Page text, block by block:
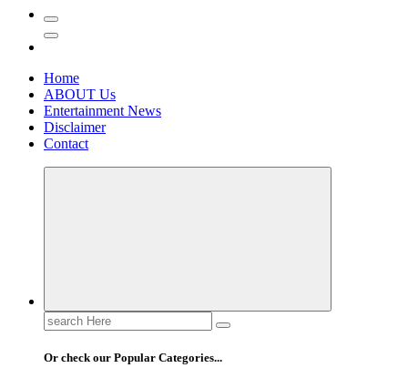
Home
ABOUT Us
Entertainment News
Disclaimer
Contact
Search
for:
Or check our Popular Categories...